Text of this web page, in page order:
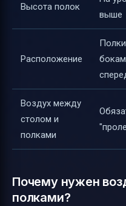
Высота полок
выше
Расположение
Воздух между
столом и
полками
Почему нужен
полками?